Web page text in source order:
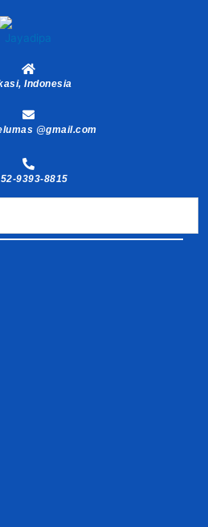
Indonesia
@gmail.com
9393-8815